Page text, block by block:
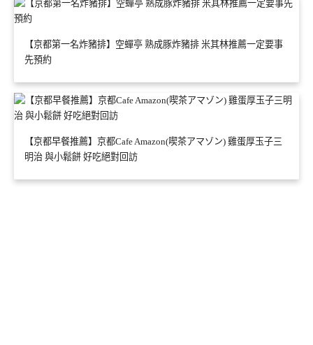
【京都第一名炸豬排】空蟬亭 熟成豚炸豬排 米其林推薦一定要事
先預約
【京都早餐推薦】京都Cafe Amazon(喫茶アマゾン) 雞蛋厚玉子三
明治 與小鬆餅 好吃絕對回訪